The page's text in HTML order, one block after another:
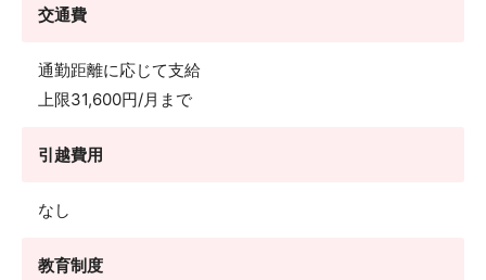
交通費
通勤距離に応じて支給
上限31,600円/月まで
引越費用
なし
教育制度